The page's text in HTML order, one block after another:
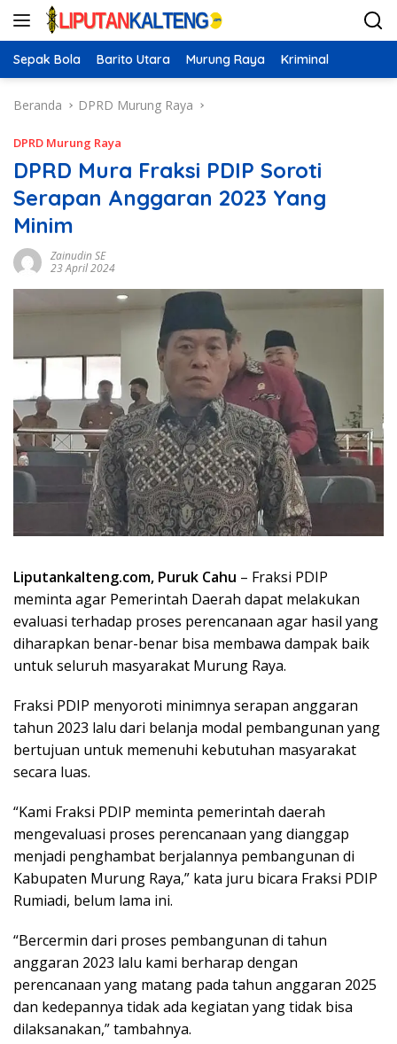
Langsung
Sepak Bola Barito Utara Murung Raya Kriminal
Beranda DPRD Murung Raya
DPRD Murung Raya
DPRD Mura Fraksi PDIP Soroti
Serapan Anggaran 2023 Yang
Minim
Zainudin SE
23 April 2024
Liputankalteng.com, Puruk Cahu – Fraksi PDIP
meminta agar Pemerintah Daerah dapat melakukan
evaluasi terhadap proses perencanaan agar hasil yang
diharapkan benar-benar bisa membawa dampak baik
untuk seluruh masyarakat Murung Raya.
Fraksi PDIP menyoroti minimnya serapan anggaran
tahun 2023 lalu dari belanja modal pembangunan yang
bertujuan untuk memenuhi kebutuhan masyarakat
secara luas.
“Kami Fraksi PDIP meminta pemerintah daerah
mengevaluasi proses perencanaan yang dianggap
menjadi penghambat berjalannya pembangunan di
Kabupaten Murung Raya,” kata juru bicara Fraksi PDIP
Rumiadi, belum lama ini.
“Bercermin dari proses pembangunan di tahun
anggaran 2023 lalu kami berharap dengan
perencanaan yang matang pada tahun anggaran 2025
dan kedepannya tidak ada kegiatan yang tidak bisa
dilaksanakan,” tambahnya.